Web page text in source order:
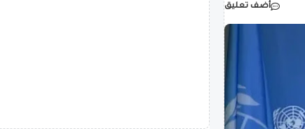
أضف تعليق